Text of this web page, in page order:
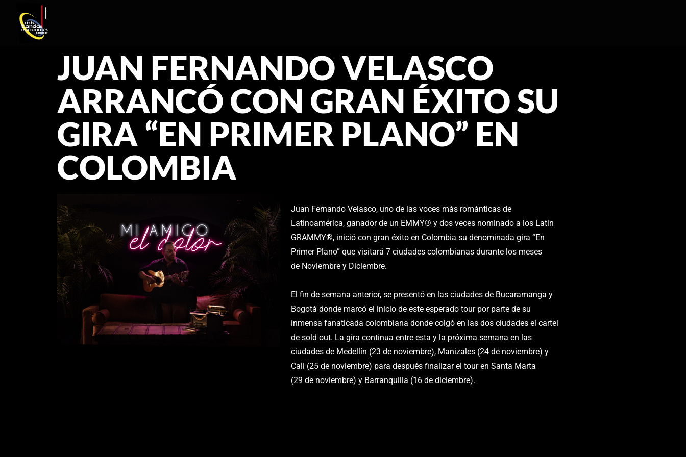
JUAN FERNANDO VELASCO
ARRANCÓ CON GRAN ÉXITO SU
GIRA “EN PRIMER PLANO” EN
COLOMBIA
Juan Fernando Velasco, uno de las voces más románticas de
Latinoamérica, ganador de un EMMY® y dos veces nominado a los Latin
GRAMMY®, inició con gran éxito en Colombia su denominada gira “En
Primer Plano” que visitará 7 ciudades colombianas durante los meses
de Noviembre y Diciembre.
El fin de semana anterior, se presentó en las ciudades de Bucaramanga y
Bogotá donde marcó el inicio de este esperado tour por parte de su
inmensa fanaticada colombiana donde colgó en las dos ciudades el cartel
de sold out. La gira continua entre esta y la próxima semana en las
ciudades de Medellín (23 de noviembre), Manizales (24 de noviembre) y
Cali (25 de noviembre) para después finalizar el tour en Santa Marta
(29 de noviembre) y Barranquilla (16 de diciembre).